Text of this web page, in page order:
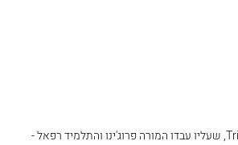
הפרסקו Trinità e santi, שעליו עבדו המורה פרוג'ינו והתלמיד רפאל -